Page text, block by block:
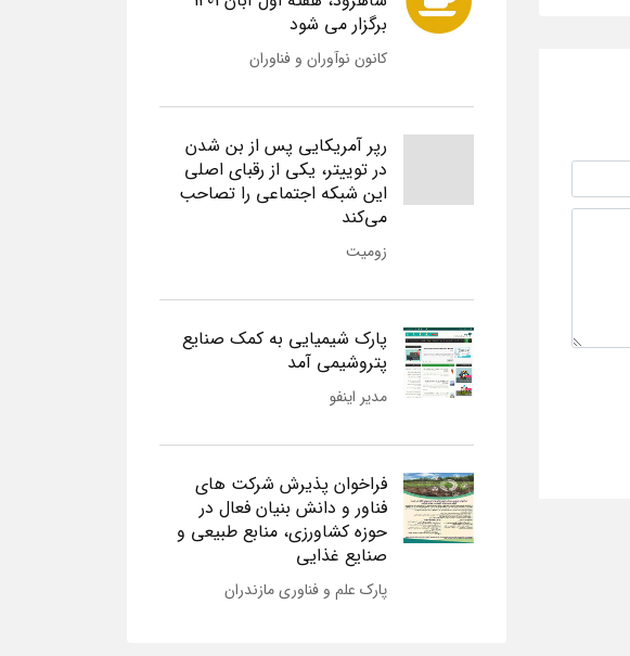
برگزار می شود
کانون نوآوران و فناوران
رپر آمریکایی پس از بن شدن
در توییتر، یکی از رقبای اصلی
این شبکه اجتماعی را تصاحب
می‌کند
زومیت
پارک شیمیایی به کمک صنایع
پتروشیمی آمد
مدیر اینفو
فراخوان پذیرش شرکت های
فناور و دانش بنیان فعال در
حوزه کشاورزی، منابع طبیعی و
صنایع غذایی
پارک علم و فناوری مازندران